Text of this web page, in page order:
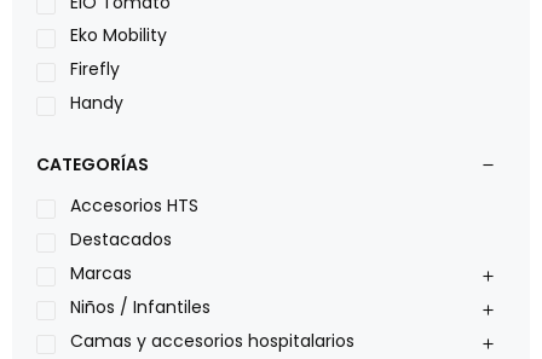
Eko Mobility
Firefly
Handy
Leggero
Lumex
Medical Store
Nidek
Oxiplus
Philips
CATEGORÍAS
Accesorios HTS
Destacados
Marcas
Niños / Infantiles
Camas y accesorios hospitalarios